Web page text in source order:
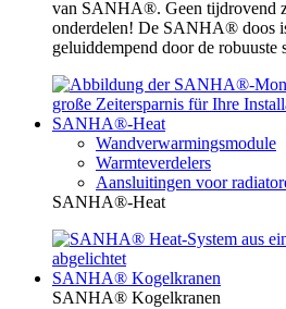
van SANHA®. Geen tijdrovend
onderdelen! De SANHA® doos
geluiddempend door de robuuste
SANHA®-Heat
Wandverwarmingsmodule
Warmteverdelers
Aansluitingen voor
SANHA®-Heat
SANHA® Kogelkranen
SANHA® Kogelkranen